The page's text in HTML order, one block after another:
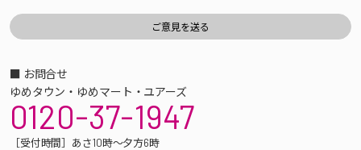
■ お問合せ
ゆめタウン・ゆめマート・ユアーズ
0120-37-1947
［受付時間］あさ10時～夕方6時